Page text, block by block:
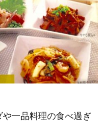
一品料理の食べ過ぎ